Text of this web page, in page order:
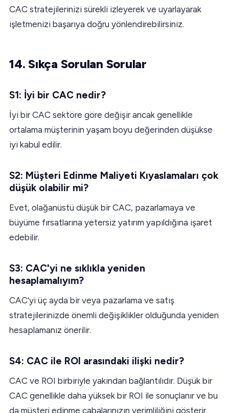
CAC stratejilerinizi sürekli izleyerek ve uyarlayarak
işletmenizi başarıya doğru yönlendirebilirsiniz.
14. Sıkça Sorulan Sorular
S1: İyi bir CAC nedir?
İyi bir CAC sektöre göre değişir ancak genellikle
ortalama müşterinin yaşam boyu değerinden düşükse
iyi kabul edilir.
S2: Müşteri Edinme Maliyeti Kıyaslamaları çok
düşük olabilir mi?
Evet, olağanüstü düşük bir CAC, pazarlamaya ve
büyüme fırsatlarına yetersiz yatırım yapıldığına işaret
edebilir.
S3: CAC'yi ne sıklıkla yeniden
hesaplamalıyım?
CAC'yi üç ayda bir veya pazarlama ve satış
stratejilerinizde önemli değişiklikler olduğunda yeniden
hesaplamanız önerilir.
S4: CAC ile ROI arasındaki ilişki nedir?
CAC ve ROI birbiriyle yakından bağlantılıdır. Düşük bir
CAC genellikle daha yüksek bir ROI ile sonuçlanır ve bu
da müşteri edinme çabalarınızın verimliliğini gösterir.